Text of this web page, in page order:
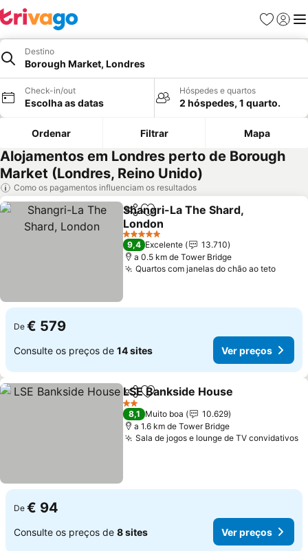
Favoritos
Iniciar
Destino
Borough Market, Londres
Check-in/out
Escolha as datas
Hóspedes e quartos
2 hóspedes, 1 quarto.
Ordenar Filtrar Mapa
Alojamentos em Londres perto de Borough
Market (Londres, Reino Unido)
Como os pagamentos influenciam os resultados
PartilharAdicionar aos favoritos
Shangri-La The Shard,
London
Ver preços
5 Estrelas
9,4 Excelente
13.710
a 0.5 km de Tower Bridge
Quartos com janelas do chão ao tetoVer
De € 579
Consulte os preços de 14 sites Ver preços
PartilharAdicionar aos favoritos
LSE Bankside House
2 Estrelas
8,1 Muito boa
10.629
a 1.6 km de Tower Bridge
Sala de jogos e lounge de TV convidativos
De € 94
Consulte os preços de 8 sites Ver preços